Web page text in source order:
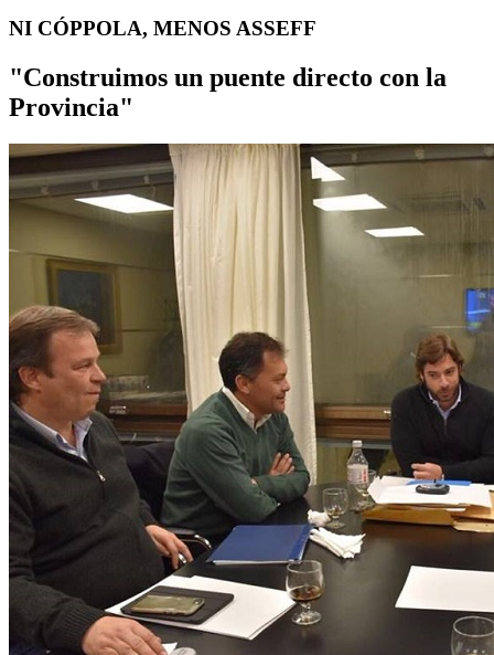
NI CÓPPOLA, MENOS ASSEFF
"Construimos un puente directo con la
Provincia"